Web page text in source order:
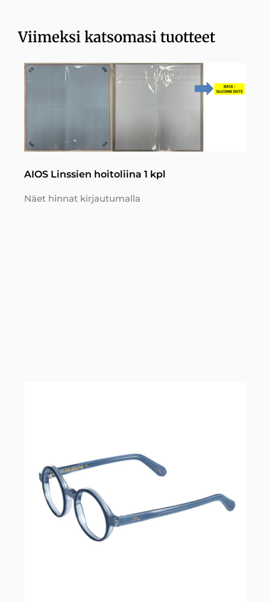
Viimeksi katsomasi tuotteet
AIOS Linssien hoitoliina 1 kpl
Näet hinnat kirjautumalla